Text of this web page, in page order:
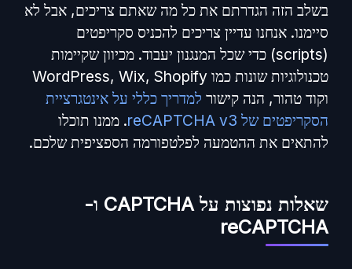
בשלב הזה הגדרתם את כל מה שאתם צריכים, אבל לא
סיימנו. אנחנו עדיין צריכים להכניס סקריפטים
(scripts) כדי שכל המנגנון יעבוד. מכיוון שקיימות
טכנולוגיות שונות כמו WordPress, Wix, Shopify
וקוד טהור, הנה קישור למדריך כללי על אינטגרציית
הסקריפטים של reCAPTCHA v3
. ממנו תוכלו
להתאים את ההטמעה לפלטפורמה הספציפית שלכם.
שאלות נפוצות על CAPTCHA ו-
reCAPTCHA